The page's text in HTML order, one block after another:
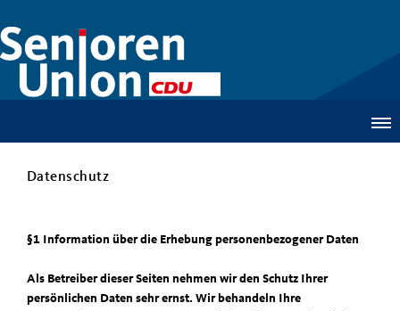
Datenschutz
§1 Information über die Erhebung personenbezogener Daten
Als Betreiber dieser Seiten nehmen wir den Schutz Ihrer
persönlichen Daten sehr ernst. Wir behandeln Ihre